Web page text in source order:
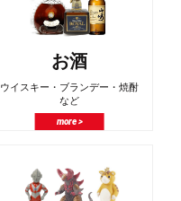
お酒
ウイスキー・ブランデー・焼酎
など
more >